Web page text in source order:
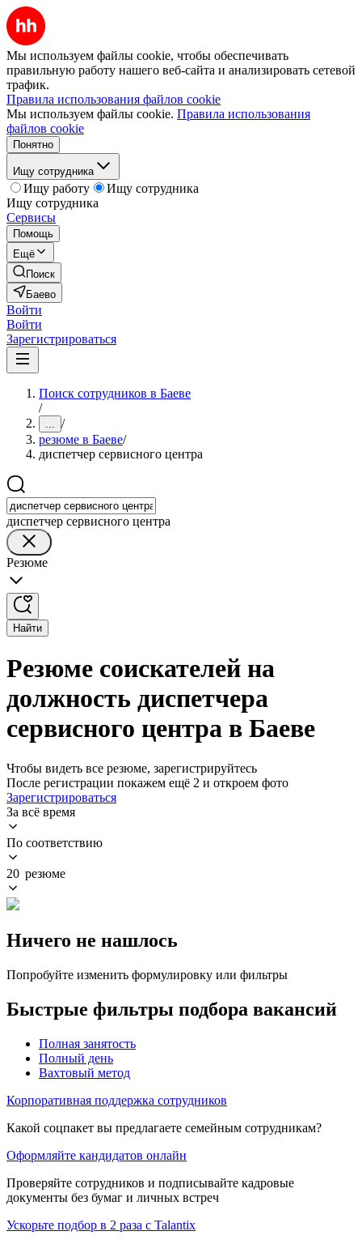
Мы используем файлы cookie, чтобы обеспечивать
правильную работу нашего веб-сайта и анализировать сетевой
трафик.
Правила использования файлов cookie
Мы используем файлы cookie. Правила использования
файлов cookie
Понятно
Ищу сотрудника
Ищу работу
Ищу сотрудника
Ищу сотрудника
Сервисы
Помощь
Ещё
Поиск
Баево
Войти
Войти
Зарегистрироваться
Поиск сотрудников в Баеве
/
... /
резюме в Баеве/
диспетчер сервисного центра
диспетчер сервисного центра
Резюме
Найти
Резюме соискателей на
должность диспетчера
сервисного центра в Баеве
Чтобы видеть все резюме, зарегистрируйтесь
После регистрации покажем ещё 2 и откроем фото
Зарегистрироваться
За всё время
По соответствию
20 резюме
Ничего не нашлось
Попробуйте изменить формулировку или фильтры
Быстрые фильтры подбора вакансий
Полная занятость
Полный день
Вахтовый метод
Корпоративная поддержка сотрудников
Какой соцпакет вы предлагаете семейным сотрудникам?
Оформляйте кандидатов онлайн
Проверяйте сотрудников и подписывайте кадровые
документы без бумаг и личных встреч
Ускорьте подбор в 2 раза с Talantix